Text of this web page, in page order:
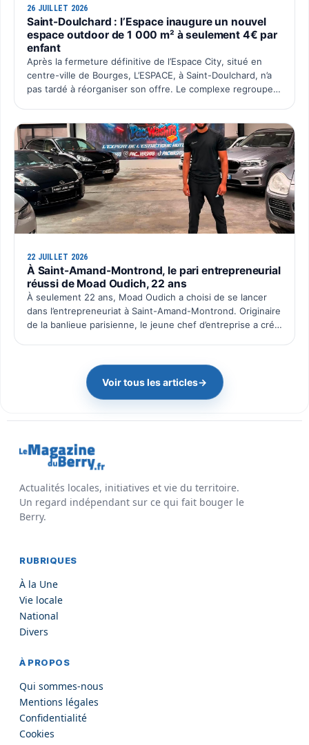
26 JUILLET 2026
Saint-Doulchard : l’Espace inaugure un nouvel
espace outdoor de 1 000 m² à seulement 4€ par
enfant
Après la fermeture définitive de l’Espace City, situé en
centre-ville de Bourges, L’ESPACE, à Saint-Doulchard, n’a
pas tardé à réorganiser son offre. Le complexe regroupe
22 JUILLET 2026
À Saint-Amand-Montrond, le pari entrepreneurial
réussi de Moad Oudich, 22 ans
À seulement 22 ans, Moad Oudich a choisi de se lancer
dans l’entrepreneuriat à Saint-Amand-Montrond. Originaire
de la banlieue parisienne, le jeune chef d’entreprise a créé
Voir tous les articles→
Actualités locales, initiatives et vie du territoire.
Un regard indépendant sur ce qui fait bouger le
Berry.
RUBRIQUES
À la Une
Vie locale
National
Divers
À PROPOS
Qui sommes-nous
Mentions légales
Confidentialité
Cookies